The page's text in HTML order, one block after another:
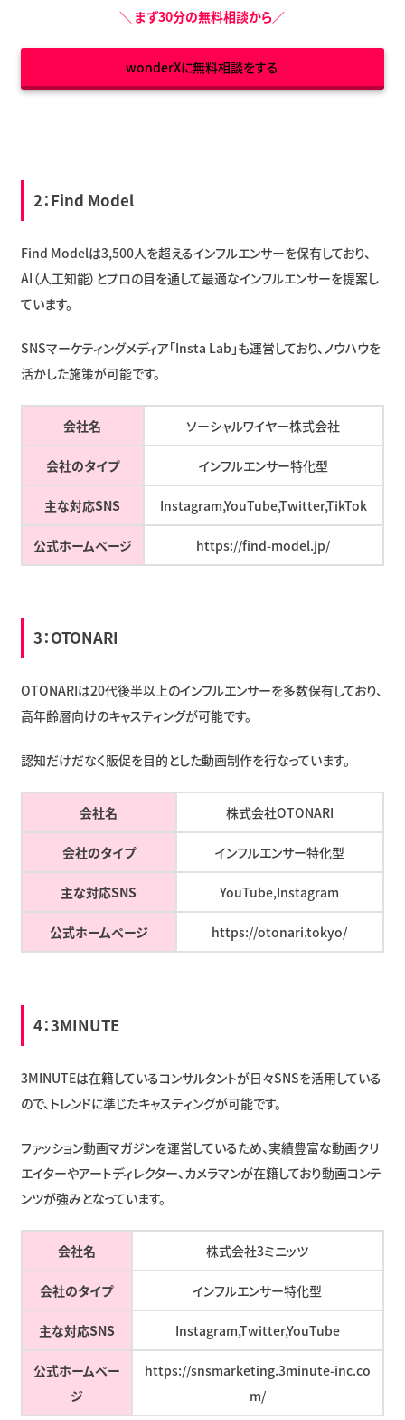
＼ まず30分の無料相談から／
wonderXに無料相談をする
2：Find Model
Find Modelは3,500人を超えるインフルエンサーを保有しており、
AI（人工知能）とプロの目を通して最適なインフルエンサーを提案し
ています。
SNSマーケティングメディア「Insta Lab」も運営しており、ノウハウを
活かした施策が可能です。
会社名 ソーシャルワイヤー株式会社
会社のタイプ インフルエンサー特化型
主な対応SNS Instagram,YouTube,Twitter,TikTok
公式ホームページ https://find-model.jp/
3：OTONARI
OTONARIは20代後半以上のインフルエンサーを多数保有しており、
高年齢層向けのキャスティングが可能です。
認知だけだなく販促を目的とした動画制作を行なっています。
会社名 株式会社OTONARI
会社のタイプ インフルエンサー特化型
主な対応SNS YouTube,Instagram
公式ホームページ https://otonari.tokyo/
4：3MINUTE
3MINUTEは在籍しているコンサルタントが日々SNSを活用している
ので、トレンドに準じたキャスティングが可能です。
ファッション動画マガジンを運営しているため、実績豊富な動画クリ
エイターやアートディレクター、カメラマンが在籍しており動画コンテ
ンツが強みとなっています。
会社名 株式会社3ミニッツ
会社のタイプ インフルエンサー特化型
主な対応SNS Instagram,Twitter,YouTube
公式ホームペー
ジ
https://snsmarketing.3minute-inc.co
m/